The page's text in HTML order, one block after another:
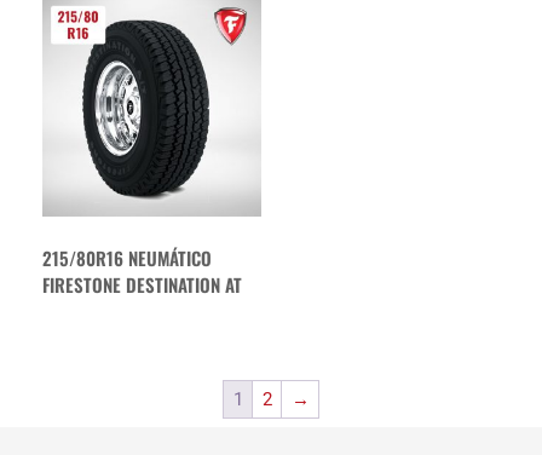
215/80R16 NEUMÁTICO
FIRESTONE DESTINATION AT
1 2 →